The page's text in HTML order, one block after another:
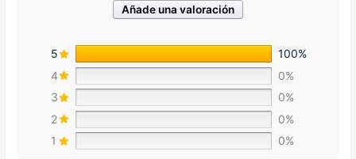
Añade una valoración
5
100%
4
0%
3
0%
2
0%
1
0%